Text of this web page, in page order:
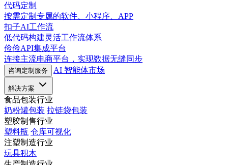
代码定制
按需定制专属的软件、小程序、APP
扣子AI工作流
低代码构建灵活工作流体系
俭俭API集成平台
连接主流电商平台，实现数据无缝同步
咨询定制服务 AI 智能体市场
解决方案
食品包装行业
奶粉罐包装 拉链袋包装
塑胶制售行业
塑料瓶 仓库可视化
注塑制造行业
玩具积木